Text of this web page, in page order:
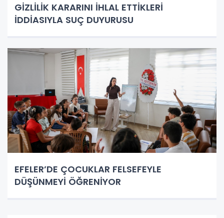
GİZLİLİK KARARINI İHLAL ETTİKLERİ
İDDİASIYLA SUÇ DUYURUSU
EFELER’DE ÇOCUKLAR FELSEFEYLE
DÜŞÜNMEYİ ÖĞRENİYOR